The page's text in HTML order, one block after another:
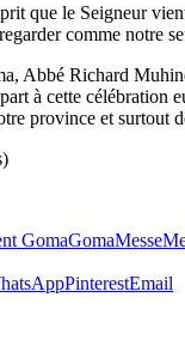
que le Seigneur
comme notre
Abbé Richard
à cette célébration
province et surtout
GomaGomaMesse
PinterestEmail